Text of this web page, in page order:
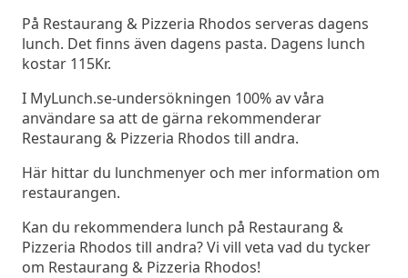
På Restaurang & Pizzeria Rhodos serveras dagens
lunch. Det finns även dagens pasta. Dagens lunch
kostar 115Kr.
I MyLunch.se-undersökningen 100% av våra
användare sa att de gärna rekommenderar
Restaurang & Pizzeria Rhodos till andra.
Här hittar du lunchmenyer och mer information om
restaurangen.
Kan du rekommendera lunch på Restaurang &
Pizzeria Rhodos till andra? Vi vill veta vad du tycker
om Restaurang & Pizzeria Rhodos!